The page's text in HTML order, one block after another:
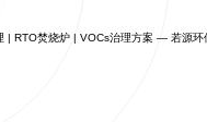
| RTO焚烧炉 | VOCs治理方案 — 若源环